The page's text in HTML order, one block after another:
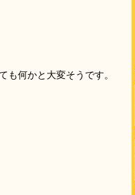
も何かと大変そうです。